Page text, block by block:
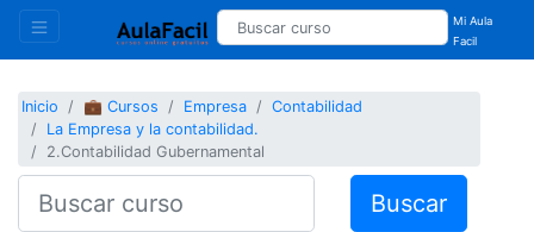
Mi Aula
Facil
Inicio 💼 Cursos Empresa
Contabilidad
La Empresa y la contabilidad.
2.Contabilidad Gubernamental
Buscar